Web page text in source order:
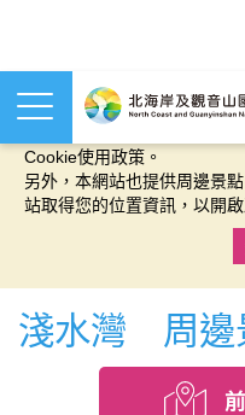
本網站使用cookies等相關技
Cookie使用政策。
另外，本網站也提供周邊景
站取得您的位置資訊，以開
淺水灣 周邊